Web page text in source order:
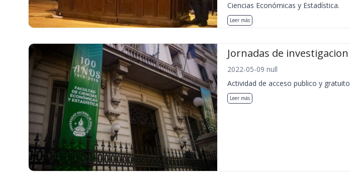
Ciencias Económicas y Estadística.
Leer más
Jornadas de investigacion
2022-05-09 null
Actividad de acceso publico y gratuito
Leer más